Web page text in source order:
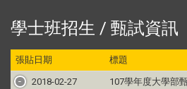
學士班招生 / 甄試資訊
張貼日期 標題
2018-02-27 107學年度大學部